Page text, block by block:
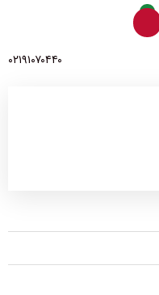
0
۰۲۱۹۱۰۷۰۴۴۰